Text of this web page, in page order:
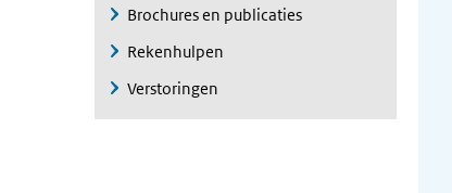
Brochures en publicaties
Rekenhulpen
Verstoringen